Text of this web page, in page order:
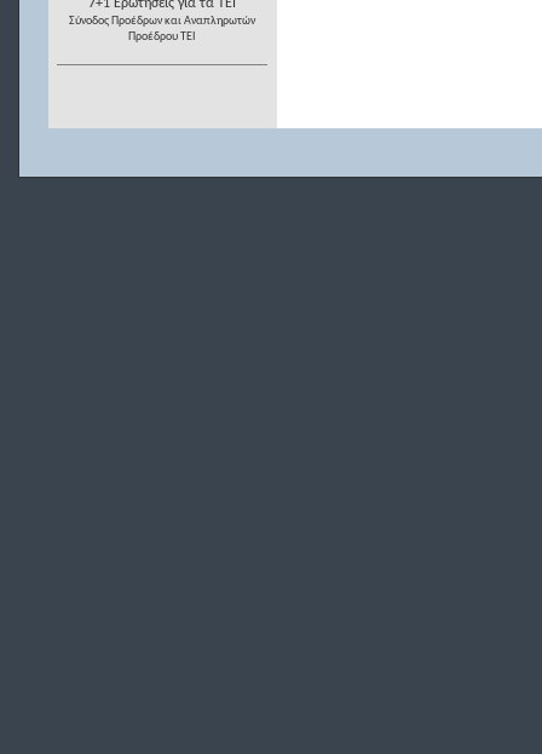
7+1 Ερωτήσεις για τα ΤΕΙ
Σύνοδος Προέδρων και Αναπληρωτών
Προέδρου ΤΕΙ